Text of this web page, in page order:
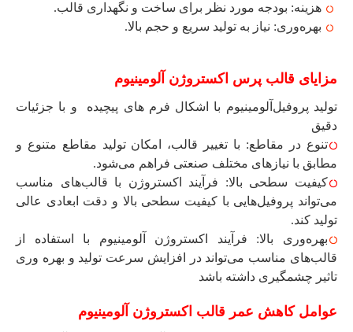
هزینه: بودجه مورد نظر برای ساخت و نگهداری قالب.
بهره‌وری: نیاز به تولید سریع و حجم بالا.
مزایای قالب پرس اکستروژن آلومینیوم
تولید پروفیل‌آلومینیوم با اشکال فرم های پیچیده و با جزئیات
دقیق
تنوع در مقاطع: با تغییر قالب، امکان تولید مقاطع متنوع و
مطابق با نیازهای مختلف صنعتی فراهم می‌شود.
کیفیت سطحی بالا: فرآیند اکستروژن با قالب‌های مناسب
می‌تواند پروفیل‌هایی با کیفیت سطحی بالا و دقت ابعادی عالی
تولید کند.
بهره‌وری بالا: فرآیند اکستروژن آلومینیوم با استفاده از
قالب‌های مناسب می‌تواند در افزایش سرعت تولید و بهره وری
تاثیر چشمگیری داشته باشد
عوامل کاهش عمر قالب اکستروژن آلومینیوم